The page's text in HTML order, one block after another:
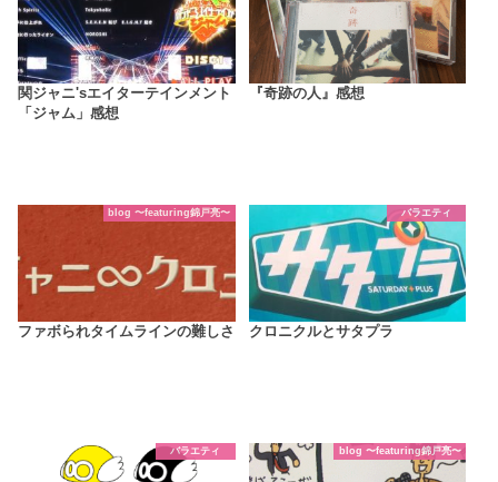
関ジャニ'sエイターテインメント
「ジャム」感想
『奇跡の人』感想
blog 〜featuring錦戸亮〜
ファボられタイムラインの難しさ
バラエティ
クロニクルとサタプラ
バラエティ blog 〜featuring錦戸亮〜